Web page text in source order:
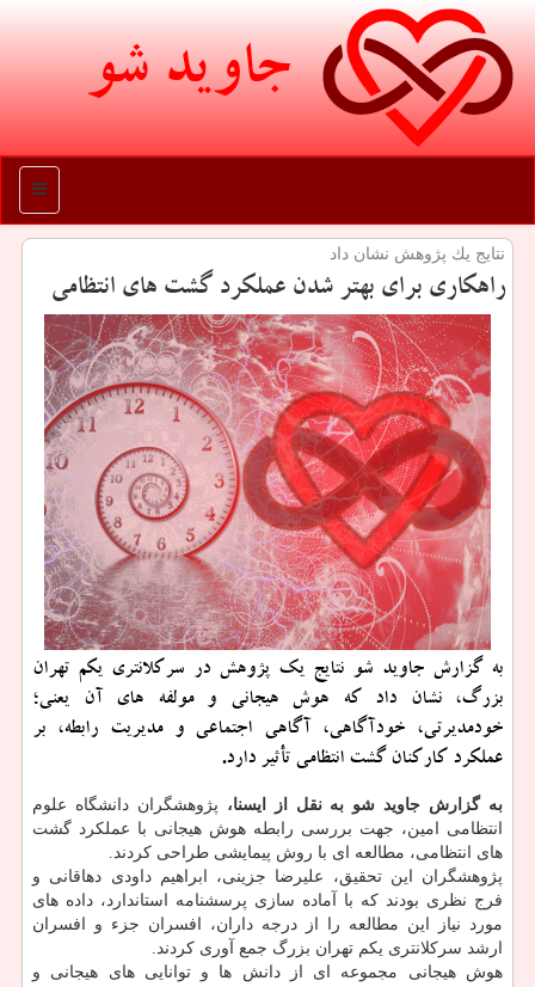
جاوید شو
منو
نتایج یك پژوهش نشان داد
راهكاری برای بهتر شدن عملكرد گشت های انتظامی
به گزارش جاوید شو نتایج یك پژوهش در سركلانتری یكم تهران
بزرگ، نشان داد كه هوش هیجانی و مولفه های آن یعنی؛
خودمدیرتی، خودآگاهی، آگاهی اجتماعی و مدیریت رابطه، بر
عملكرد كاركنان گشت انتظامی تأثیر دارد.
به گزارش جاوید شو به نقل از ایسنا، پژوهشگران دانشگاه علوم
انتظامی امین، جهت بررسی رابطه هوش هیجانی با عملکرد گشت
های انتظامی، مطالعه ای با روش پیمایشی طراحی کردند.
پژوهشگران این تحقیق، علیرضا جزینی، ابراهیم داودی دهاقانی و
فرج نظری بودند که با آماده سازی پرسشنامه استاندارد، داده های
مورد نیاز این مطالعه را از درجه داران، افسران جزء و افسران
ارشد سرکلانتری یکم تهران بزرگ جمع آوری کردند.
هوش هیجانی مجموعه ای از دانش ها و توانایی های هیجانی و